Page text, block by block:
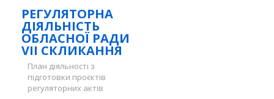
РЕГУЛЯТОРНА
ДІЯЛЬНІСТЬ
ОБЛАСНОЇ РАДИ
VII СКЛИКАННЯ
План діяльності з
підготовки проєктів
регуляторних актів